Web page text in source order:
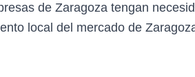
de Zaragoza tengan
local del mercado de